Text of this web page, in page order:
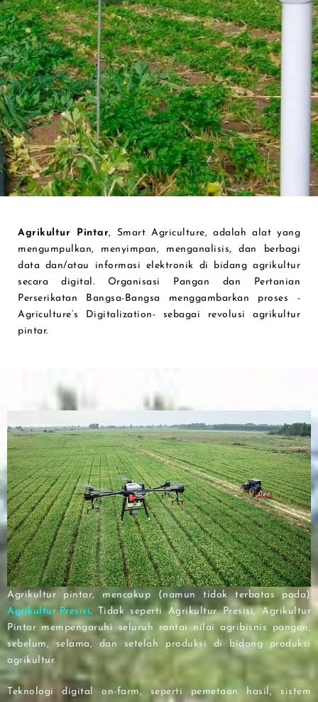
Agrikultur Pintar, Smart Agriculture, adalah alat yang
mengumpulkan, menyimpan, menganalisis, dan berbagi
data dan/atau informasi elektronik di bidang agrikultur
secara digital. Organisasi Pangan dan Pertanian
Perserikatan Bangsa-Bangsa menggambarkan proses -
Agriculture’s Digitalization- sebagai revolusi agrikultur
pintar.
Agrikultur pintar, mencakup (namun tidak terbatas pada)
Agrikultur Presisi. Tidak seperti Agrikultur Presisi, Agrikultur
Pintar mempengaruhi seluruh rantai nilai agribisnis pangan;
sebelum, selama, dan setelah produksi di bidang produksi
agrikultur.
Teknologi digital on-farm, seperti pemetaan hasil, sistem